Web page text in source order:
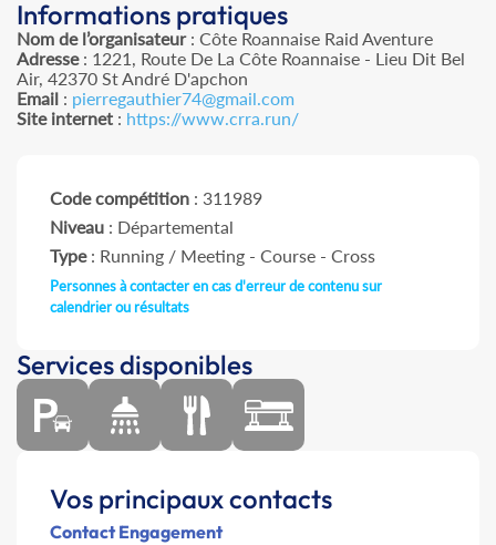
Informations pratiques
Nom de l’organisateur: Côte Roannaise Raid Aventure
Adresse: 1221, Route De La Côte Roannaise - Lieu Dit Bel
Air, 42370 St André D'apchon
Email : pierregauthier74@gmail.com
Site internet : https://www.crra.run/
Code compétition : 311989
Niveau : Départemental
Type: Running / Meeting - Course - Cross
Personnes à contacter en cas d'erreur de contenu sur
calendrier ou résultats
Services disponibles
Vos principaux contacts
Contact Engagement